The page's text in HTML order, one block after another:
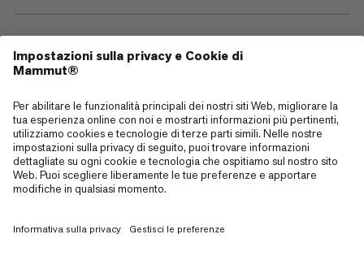
—
Sitemap
Cookies
Note legali